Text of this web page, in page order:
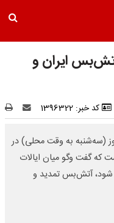
ایران و
کد خبر: 1396322
(سه‌شنبه به وقت محلی) در
که گفت‌ وگو میان ایالات
شود، آتش‌بس تمدید و